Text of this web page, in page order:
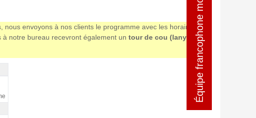
nous envoyons à nos clients le programme avec les horaires et
notre bureau recevront également un tour de cou (lanyard)